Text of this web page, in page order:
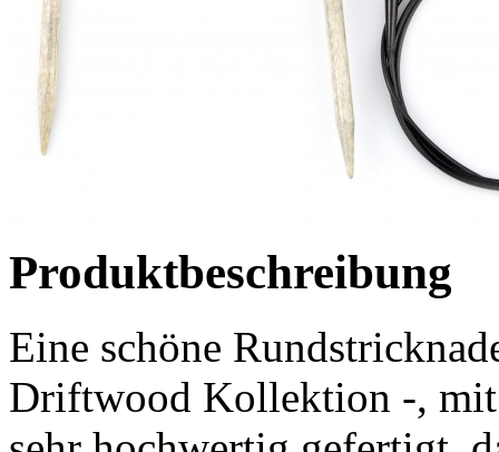
Produktbeschreibung
Eine schöne
Driftwood Kollektion -, mit